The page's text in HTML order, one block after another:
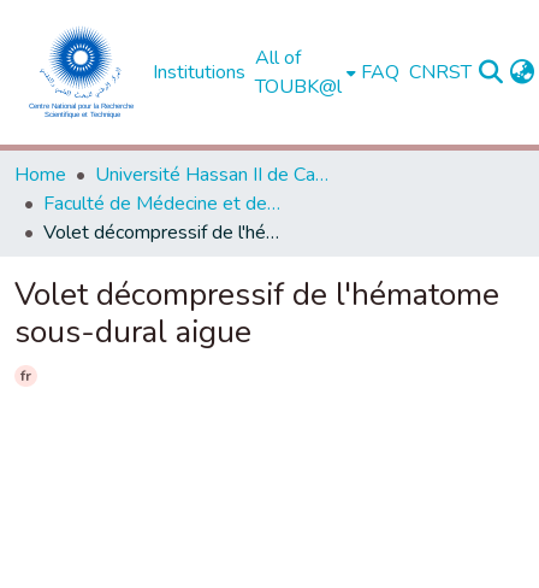
Institutions
All of
TOUBK@l
FAQ CNRST
Home
Université Hassan II de Casablanca
Faculté de Médecine et de Pharmacie - Casablanca
Volet décompressif de l'hématome sous-dural aigue
Volet décompressif de l'hématome
sous-dural aigue
fr